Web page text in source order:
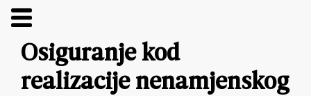
Osiguranje kod
realizacije nenamjenskog